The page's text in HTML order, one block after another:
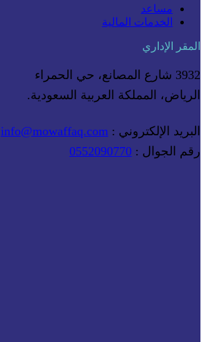
مساعد
الخدمات المالية
المقر الإداري
3932 شارع المصانع، حي الحمراء
الرياض، المملكة العربية السعودية.
البريد الإلكتروني : info@mowaffaq.com
رقم الجوال : 0552090770